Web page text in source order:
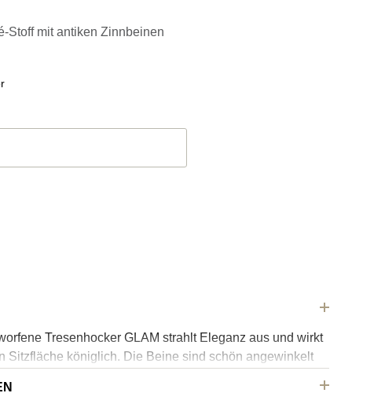
Stoff mit antiken Zinnbeinen
Tresenhocker GLAM strahlt Eleganz aus und wirkt
Sitzfläche königlich. Die Beine sind schön angewinkelt